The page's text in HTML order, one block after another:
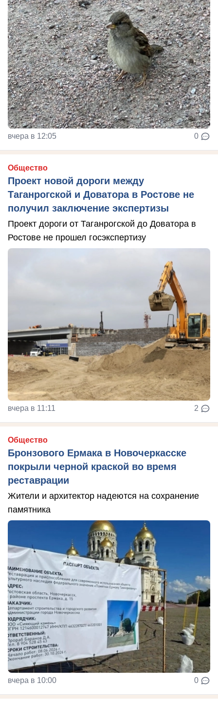
вчера в 12:05 0
Общество
Проект новой дороги между
Таганрогской и Доватора в Ростове не
получил заключение экспертизы
Проект дороги от Таганрогской до Доватора в
Ростове не прошел госэкспертизу
вчера в 11:11 2
Общество
Бронзового Ермака в Новочеркасске
покрыли черной краской во время
реставрации
Жители и архитектор надеются на сохранение
памятника
вчера в 10:00 0